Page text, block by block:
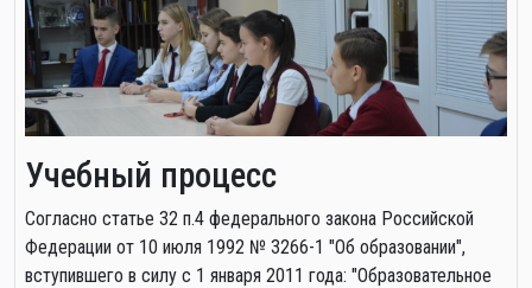
Учебный процесс
Cогласно статье 32 п.4 федерального закона Российской
Федерации от 10 июля 1992 № 3266-1 "Об образовании",
вступившего в силу с 1 января 2011 года: "Образовательное